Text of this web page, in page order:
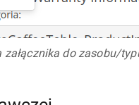
załącznika do zasobu/